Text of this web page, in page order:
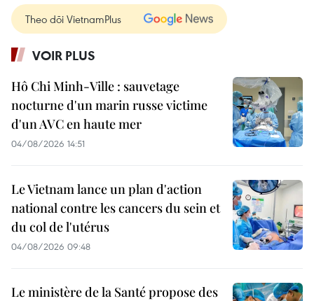
Theo dõi VietnamPlus
VOIR PLUS
Hô Chi Minh-Ville : sauvetage
nocturne d'un marin russe victime
d'un AVC en haute mer
04/08/2026 14:51
Le Vietnam lance un plan d'action
national contre les cancers du sein et
du col de l'utérus
04/08/2026 09:48
Le ministère de la Santé propose des